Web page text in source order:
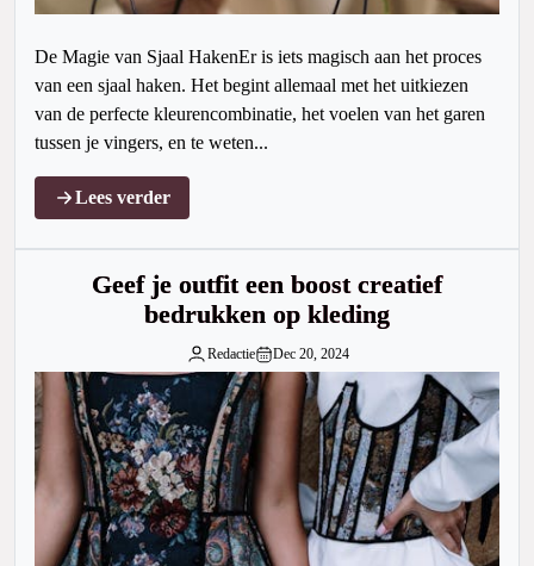
De Magie van Sjaal HakenEr is iets magisch aan het proces
van een sjaal haken. Het begint allemaal met het uitkiezen
van de perfecte kleurencombinatie, het voelen van het garen
tussen je vingers, en te weten...
Lees verder
Geef je outfit een boost creatief
bedrukken op kleding
Redactie Dec 20, 2024